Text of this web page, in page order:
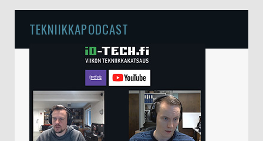
TEKNIIKKAPODCAST